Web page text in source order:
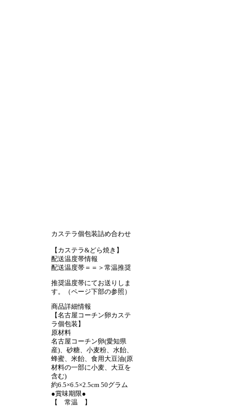
カステラ個包装詰め合わせ
【カステラ&どら焼き】
配送温度帯情報
配送温度帯＝＝＞常温推奨
推奨温度帯にてお送りしま
す。（ページ下部の参照）
商品詳細情報
【名古屋コーチン卵カステ
ラ個包装】
原材料
名古屋コーチン卵(愛知県
産)、砂糖、小麦粉、水飴、
蜂蜜、米飴、食用大豆油(原
材料の一部に小麦、大豆を
含む)
約6.5×6.5×2.5cm 50グラム
●賞味期限●
【 常温 】